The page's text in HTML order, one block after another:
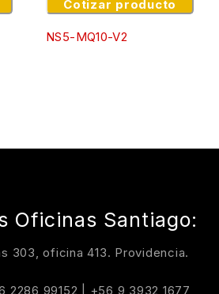
Cotizar producto
NS5-MQ10-V2
Oficinas Santiago:
303, oficina 413. Providencia.
2286 99152 +56 9 3932 1677